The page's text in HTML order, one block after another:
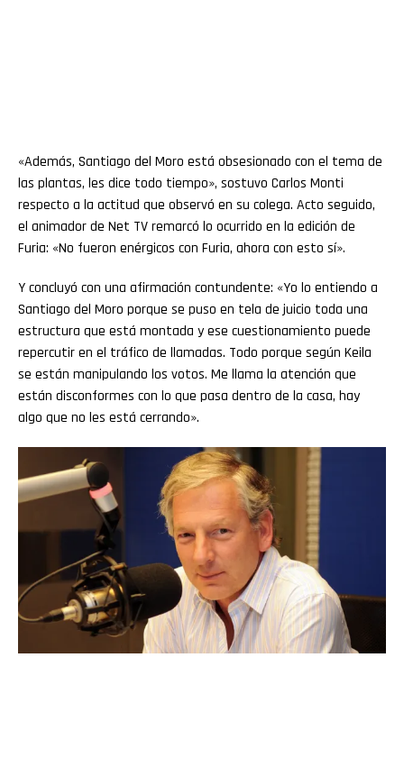
«Además, Santiago del Moro está obsesionado con el tema de
las plantas, les dice todo tiempo», sostuvo Carlos Monti
respecto a la actitud que observó en su colega. Acto seguido,
el animador de Net TV remarcó lo ocurrido en la edición de
Furia: «No fueron enérgicos con Furia, ahora con esto sí».
Y concluyó con una afirmación contundente: «Yo lo entiendo a
Santiago del Moro porque se puso en tela de juicio toda una
estructura que está montada y ese cuestionamiento puede
repercutir en el tráfico de llamadas. Todo porque según Keila
se están manipulando los votos. Me llama la atención que
están disconformes con lo que pasa dentro de la casa, hay
algo que no les está cerrando».